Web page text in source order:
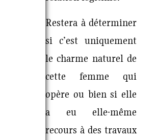
Restera à déterminer
si c’est uniquement
le charme naturel de
cette femme qui
opère ou bien si elle
a eu elle-même
recours à des travaux